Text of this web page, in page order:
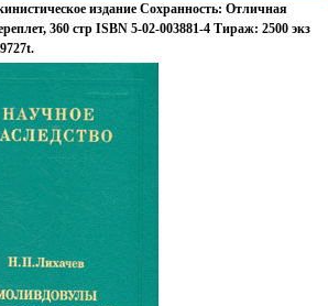
издание Сохранность: Отличная
360 стр ISBN 5-02-003881-4 Тираж: 2500 экз